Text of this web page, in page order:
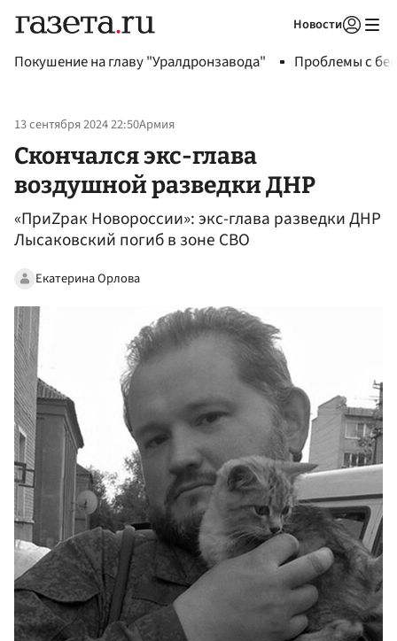
Новости
Покушение на главу "Уралдронзавода" Проблемы с
13 сентября 2024 22:50Армия
Скончался экс-глава
воздушной разведки ДНР
«ПриZрак Новороссии»: экс-глава разведки ДНР
Лысаковский погиб в зоне СВО
Екатерина Орлова